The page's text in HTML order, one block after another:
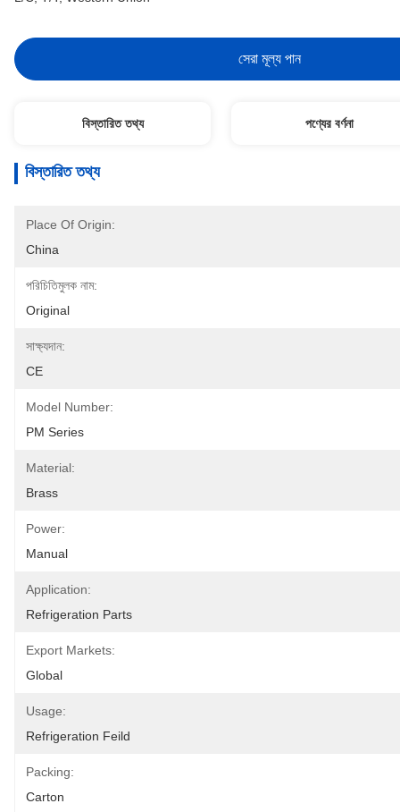
সেরা মূল্য পান
বিস্তারিত তথ্য পণ্যের বর্ণনা
বিস্তারিত তথ্য
Place Of Origin:
China
পরিচিতিমুলক নাম:
Original
সাক্ষ্যদান:
CE
Model Number:
PM Series
Material:
Brass
Power:
Manual
Application:
Refrigeration Parts
Export Markets:
Global
Usage:
Refrigeration Feild
Packing:
Carton